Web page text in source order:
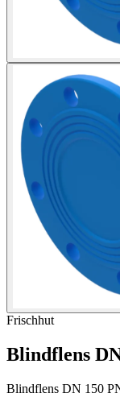
Frischhut
Blindflens
Blindflens DN 150